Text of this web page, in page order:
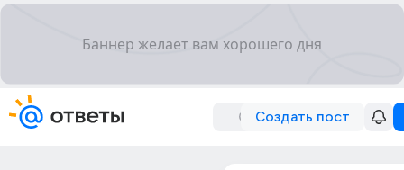
Создать пост